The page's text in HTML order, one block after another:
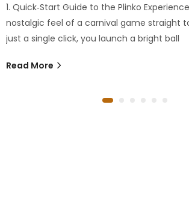
1. Quick‑Start Guide to the Plinko
nostalgic feel of a carnival game straight
just a single click, you launch a bright ball
Read More